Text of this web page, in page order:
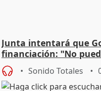
Junta intentará que
financiación: "No
Sonido Totales